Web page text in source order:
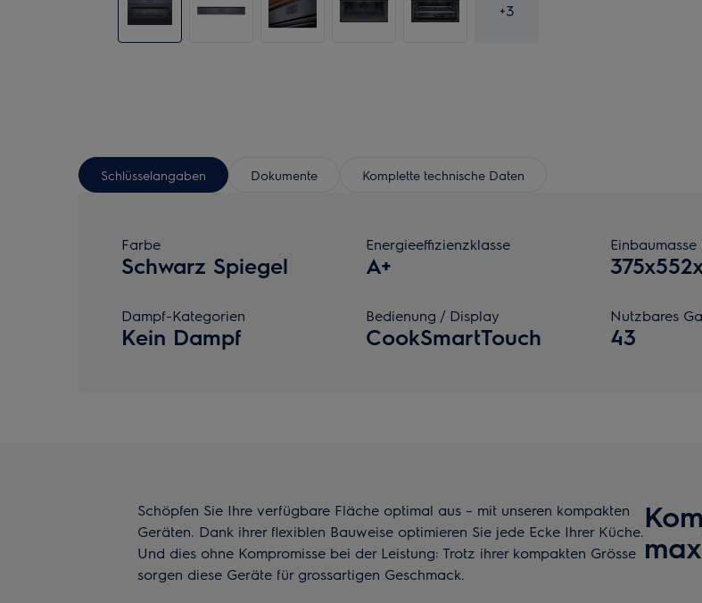
+3
Schlüsselangaben Dokumente Komplette technische Daten
Farbe
Schwarz Spiegel
Energieeffizienzklasse
A+
Einbaumasse
Dampf-Kategorien
Kein Dampf
Bedienung / Display
CookSmartTouch
Nutzbares
43
Schöpfen Sie Ihre verfügbare Fläche optimal aus – mit unseren kompakten
Geräten. Dank ihrer flexiblen Bauweise optimieren Sie jede Ecke Ihrer Küche.
Und dies ohne Kompromisse bei der Leistung: Trotz ihrer kompakten Grösse
sorgen diese Geräte für grossartigen Geschmack.